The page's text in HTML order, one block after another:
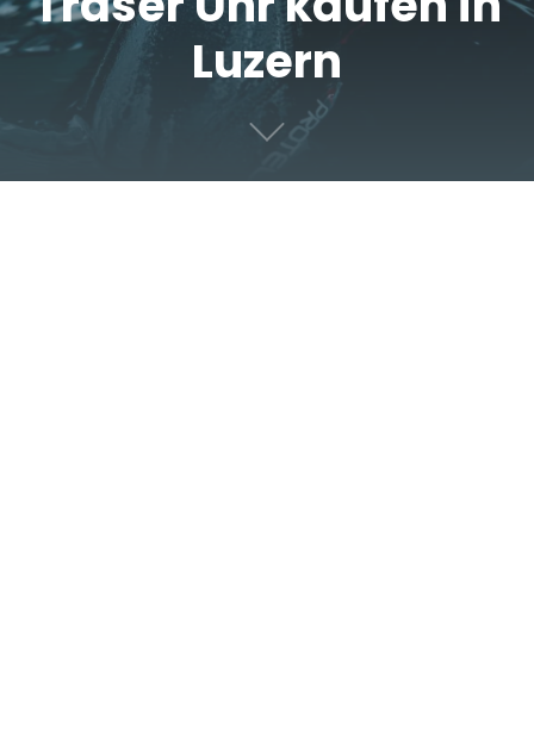
Luzern